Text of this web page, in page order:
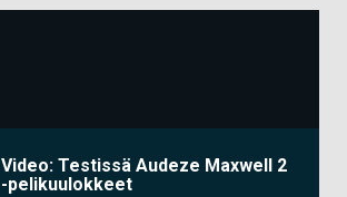
Video: Testissä Audeze Maxwell 2
-pelikuulokkeet